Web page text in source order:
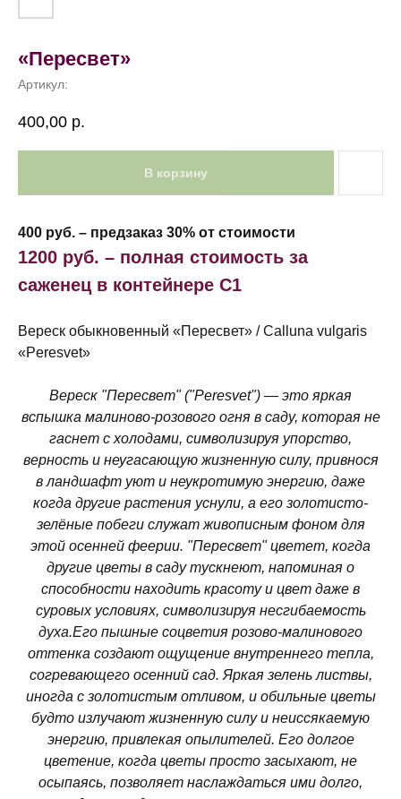
«Пересвет»
Артикул:
400,00 р.
В корзину
400 руб. – предзаказ 30% от стоимости
1200 руб. – полная стоимость за
саженец в контейнере С1
Вереск обыкновенный «Пересвет» / Calluna vulgaris
«Peresvet»
Вереск "Пересвет" ("Peresvet") — это яркая
вспышка малиново-розового огня в саду, которая не
гаснет с холодами, символизируя упорство,
верность и неугасающую жизненную силу, привнося
в ландшафт уют и неукротимую энергию, даже
когда другие растения уснули, а его золотисто-
зелёные побеги служат живописным фоном для
этой осенней феерии. "Пересвет" цветет, когда
другие цветы в саду тускнеют, напоминая о
способности находить красоту и цвет даже в
суровых условиях, символизируя несгибаемость
духа.Его пышные соцветия розово-малинового
оттенка создают ощущение внутреннего тепла,
согревающего осенний сад. Яркая зелень листвы,
иногда с золотистым отливом, и обильные цветы
будто излучают жизненную силу и неиссякаемую
энергию, привлекая опылителей. Его долгое
цветение, когда цветы просто засыхают, не
осыпаясь, позволяет наслаждаться ими долго,